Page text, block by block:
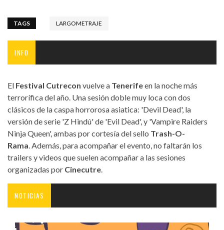
TAGS LARGOMETRAJE
INFO
El Festival Cutrecon vuelve a Tenerifeen la noche más
terrorífica del año. Una sesión doble muy loca con dos
clásicos de la caspa horrorosa asiatica: 'Devil Dead', la
versión de serie 'Z Hindú' de 'Evil Dead', y 'Vampire Raiders
Ninja Queen', ambas por cortesía del sello Trash-O-
Rama . Además, para acompañar el evento, no faltarán los
trailers y videos que suelen acompañar a las sesiones
organizadas por Cinecutre
NOTICIAS